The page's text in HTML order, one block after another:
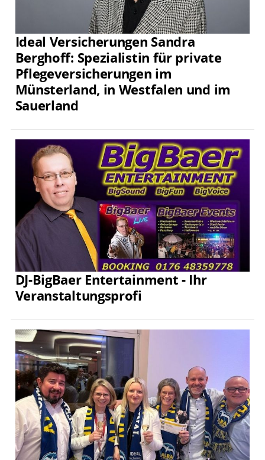
Ideal Versicherungen Sandra
Berghoff: Spezialistin für private
Pflegeversicherungen im
Münsterland, in Westfalen und im
Sauerland
DJ-BigBaer Entertainment - Ihr
Veranstaltungsprofi